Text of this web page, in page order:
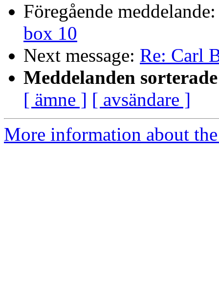
Föregående
box 10
Next message: Re: Carl
Meddelanden
[ ämne ] [ avsändare ]
More information about